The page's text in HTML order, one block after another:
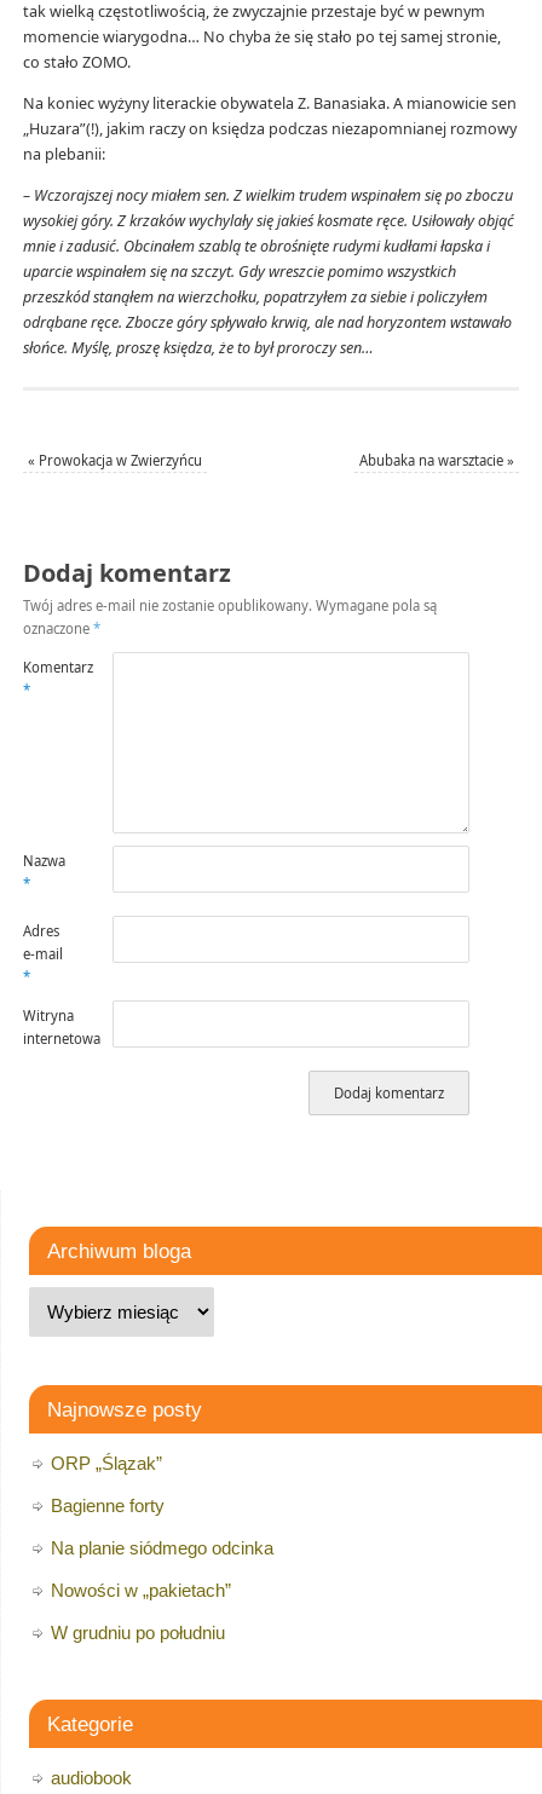
tak wielką częstotliwością, że zwyczajnie przestaje być w pewnym
momencie wiarygodna… No chyba że się stało po tej samej stronie,
co stało ZOMO.
Na koniec wyżyny literackie obywatela Z. Banasiaka. A mianowicie sen
„Huzara”(!), jakim raczy on księdza podczas niezapomnianej rozmowy
na plebanii:
– Wczorajszej nocy miałem sen. Z wielkim trudem wspinałem się po zboczu
wysokiej góry. Z krzaków wychylały się jakieś kosmate ręce. Usiłowały objąć
mnie i zadusić. Obcinałem szablą te obrośnięte rudymi kudłami łapska i
uparcie wspinałem się na szczyt. Gdy wreszcie pomimo wszystkich
przeszkód stanąłem na wierzchołku, popatrzyłem za siebie i policzyłem
odrąbane ręce. Zbocze góry spływało krwią, ale nad horyzontem wstawało
słońce. Myślę, proszę księdza, że to był proroczy sen…
« Prowokacja w Zwierzyńcu Abubaka na warsztacie»
Dodaj komentarz
Twój adres e-mail nie zostanie opublikowany. Wymagane pola są
oznaczone *
Komentarz
*
Nazwa
*
Adres
e-mail
*
Witryna
internetowa
Archiwum bloga
Najnowsze posty
ORP „Ślązak”
Bagienne forty
Na planie siódmego odcinka
Nowości w „pakietach”
W grudniu po południu
Kategorie
audiobook